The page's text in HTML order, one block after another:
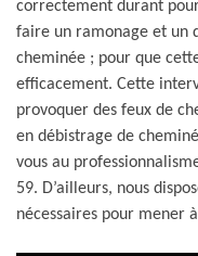
correctement durant
faire un ramonage et un
cheminée ; pour que
efficacement. Cette
provoquer des feux de
en débistrage de
vous au
59. D’ailleurs, nous
nécessaires pour mener